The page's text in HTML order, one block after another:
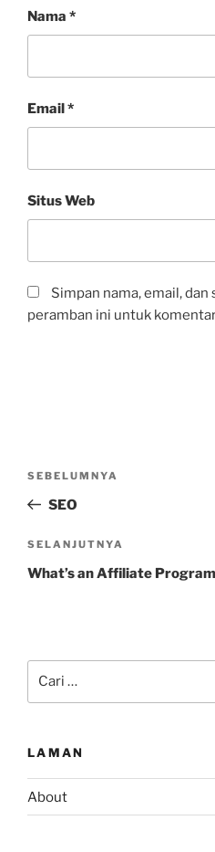
Nama *
Email*
Situs Web
Simpan nama, email, dan
peramban ini untuk
Pos
Sebelumnya
SEBELUMNYA
SEO
Pos
Selanjutnya
SELANJUTNYA
What’s an Affiliate
untuk:
LAMAN
About